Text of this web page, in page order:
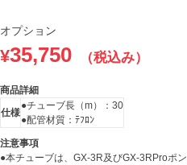
オプション
¥35,750 （税込み）
商品詳細
仕様
●チューブ長（m）：30
●配管材質：ﾃﾌﾛﾝ
注意事項
●本チューブは、GX-3R及びGX-3RProポ